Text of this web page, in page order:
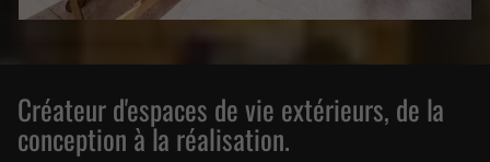
Créateur d'espaces de vie extérieurs, de la
conception à la réalisation.